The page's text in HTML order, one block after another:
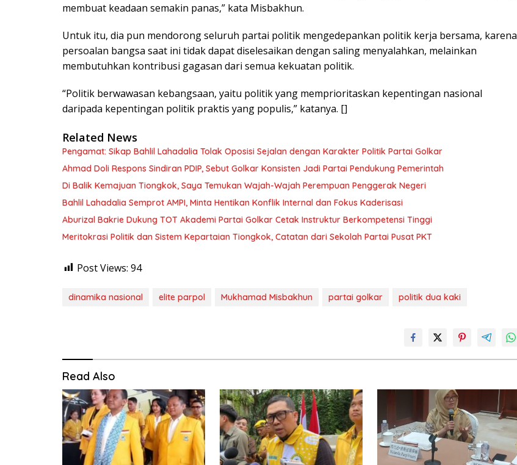
membuat keadaan semakin panas,” kata Misbakhun.
Untuk itu, dia pun mendorong seluruh partai politik mengedepankan politik kerja bersama, karena
persoalan bangsa saat ini tidak dapat diselesaikan dengan saling menyalahkan, melainkan
membutuhkan kontribusi gagasan dari semua kekuatan politik.
“Politik berwawasan kebangsaan, yaitu politik yang memprioritaskan kepentingan nasional
daripada kepentingan politik praktis yang populis,” katanya. []
Related News
Pengamat: Sikap Bahlil Lahadalia Tolak Oposisi Sejalan dengan Karakter Politik Partai Golkar
Ahmad Doli Respons Sindiran PDIP, Sebut Golkar Konsisten Jadi Partai Pendukung Pemerintah
Di Balik Kemajuan Tiongkok, Saya Temukan Wajah-Wajah Perempuan Penggerak Negeri
Bahlil Lahadalia Semprot AMPI, Minta Hentikan Konflik Internal dan Fokus Kaderisasi
Aburizal Bakrie Dukung TOT Akademi Partai Golkar Cetak Instruktur Berkompetensi Tinggi
Meritokrasi Politik dan Sistem Kepartaian Tiongkok, Catatan dari Sekolah Partai Pusat PKT
Post Views: 94
dinamika nasional elite parpol Mukhamad Misbakhun partai golkar politik dua kaki
Read Also